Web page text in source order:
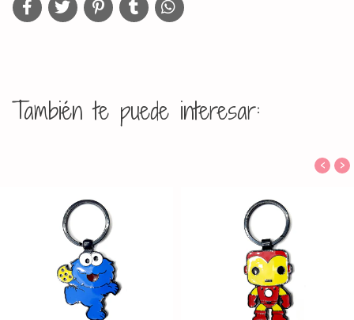
También te puede interesar:
‹ ›